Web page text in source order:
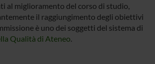
al miglioramento del corso di studio,
il raggiungimento degli obiettivi
è uno dei soggetti del sistema di
Qualità di Ateneo.